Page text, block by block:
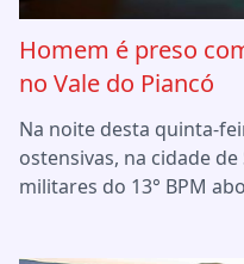
Homem é preso
no Vale do Piancó
Na noite desta quinta-
ostensivas, na cidade
militares do 13° BPM